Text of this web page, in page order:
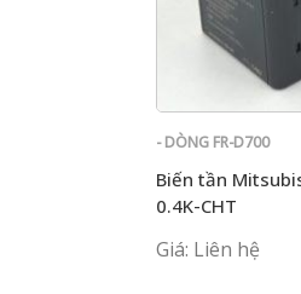
- DÒNG FR-D700
Biến tần
0.4K-CHT
Giá: Liên hệ